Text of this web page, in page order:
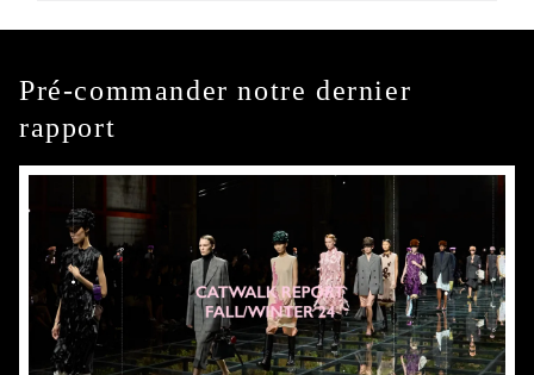
Pré-commander notre dernier
rapport